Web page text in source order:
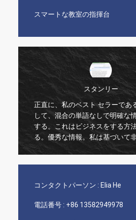
スマートな教室の指揮台
スタンリー
正直に、私のベスト セラーであ
して、混合の単語なしで明確な
する。これはビジネスをする方
る。優秀な情報。私は基づいて
決定をされる私が要求した情報
コンタクトパーソン : Elia He
電話番号 : +86 13582949978